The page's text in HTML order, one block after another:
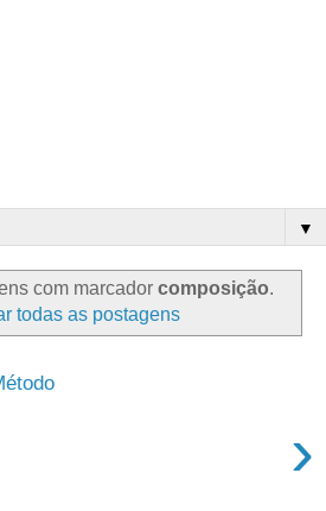
▼
com marcador composição.
todas as postagens
›